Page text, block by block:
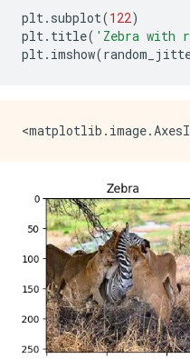
plt . subplot(122)
plt . title( 'Zebra with
plt . imshow(